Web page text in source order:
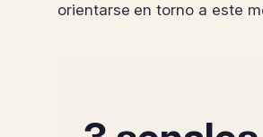
orientarse en torno a este